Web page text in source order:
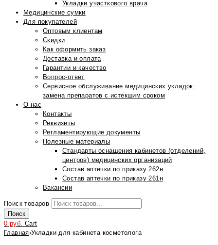
Укладки участкового врача
Медицинские сумки
Для покупателей
Оптовым клиентам
Скидки
Как оформить заказ
Доставка и оплата
Гарантии и качество
Вопрос-ответ
Сервисное обслуживание медицинских укладок:
замена препаратов с истекшим сроком
О нас
Контакты
Реквизиты
Регламентирующие документы
Полезные материалы
Стандарты оснащения кабинетов (отделений,
центров) медицинских организаций
Состав аптечки по приказу 262н
Состав аптечки по приказу 261н
Вакансии
Поиск товаров
Поиск
0 руб. Cart
Главная›Укладки для кабинета косметолога